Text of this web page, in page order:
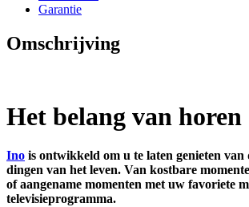
Garantie
Omschrijving
Het belang van horen
Ino is ontwikkeld om u te laten genieten
dingen van het leven. Van kostbare
of aangename momenten met uw favoriete
televisieprogramma.